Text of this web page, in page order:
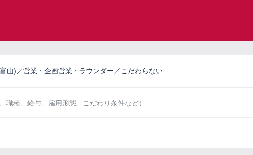
山)／営業・企画営業・ラウンダー／こだわらない
、職種、給与、雇用形態、こだわり条件など）